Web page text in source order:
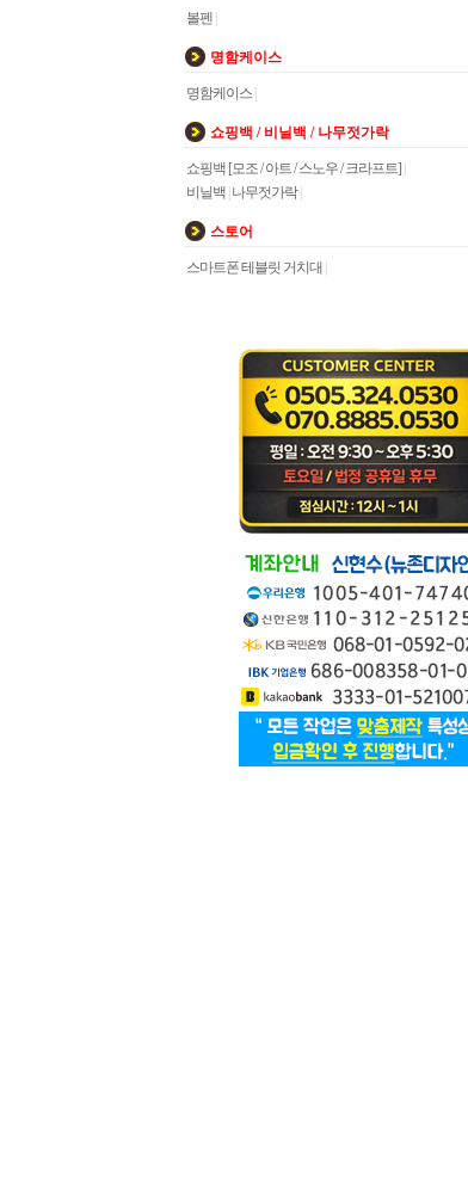
볼펜
명함케이스
명함케이스
쇼핑백 / 비닐백 / 나무젓가락
쇼핑백 [모조 / 아트 / 스노우 / 크라프트]
비닐백 나무젓가락|
스토어
스마트폰 테블릿 거치대